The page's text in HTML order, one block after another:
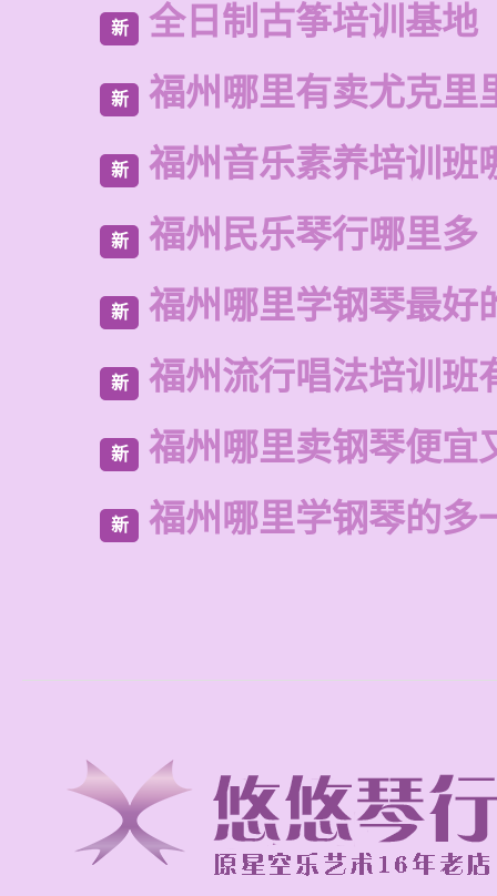
新 全日制古筝培训基地
新 福州哪里有卖尤克里
新 福州音乐素养培训班
新 福州民乐琴行哪里多
新 福州哪里学钢琴最好
新 福州流行唱法培训班
新 福州哪里卖钢琴便宜
新 福州哪里学钢琴的多